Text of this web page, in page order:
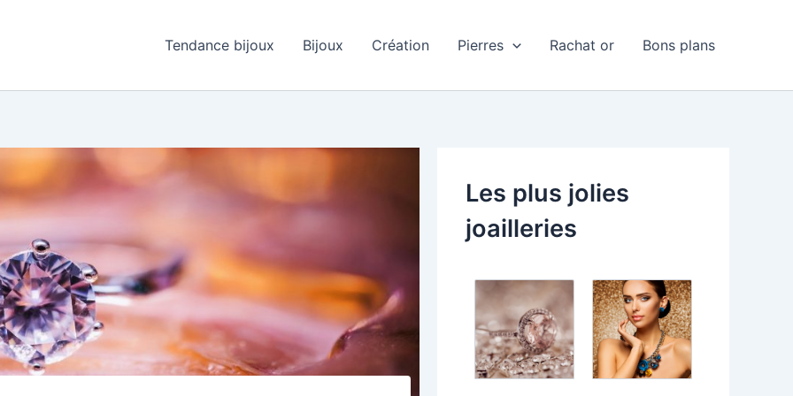
Tendance bijoux Bijoux Création Pierres Rachat or Bons plans
Les plus jolies
joailleries